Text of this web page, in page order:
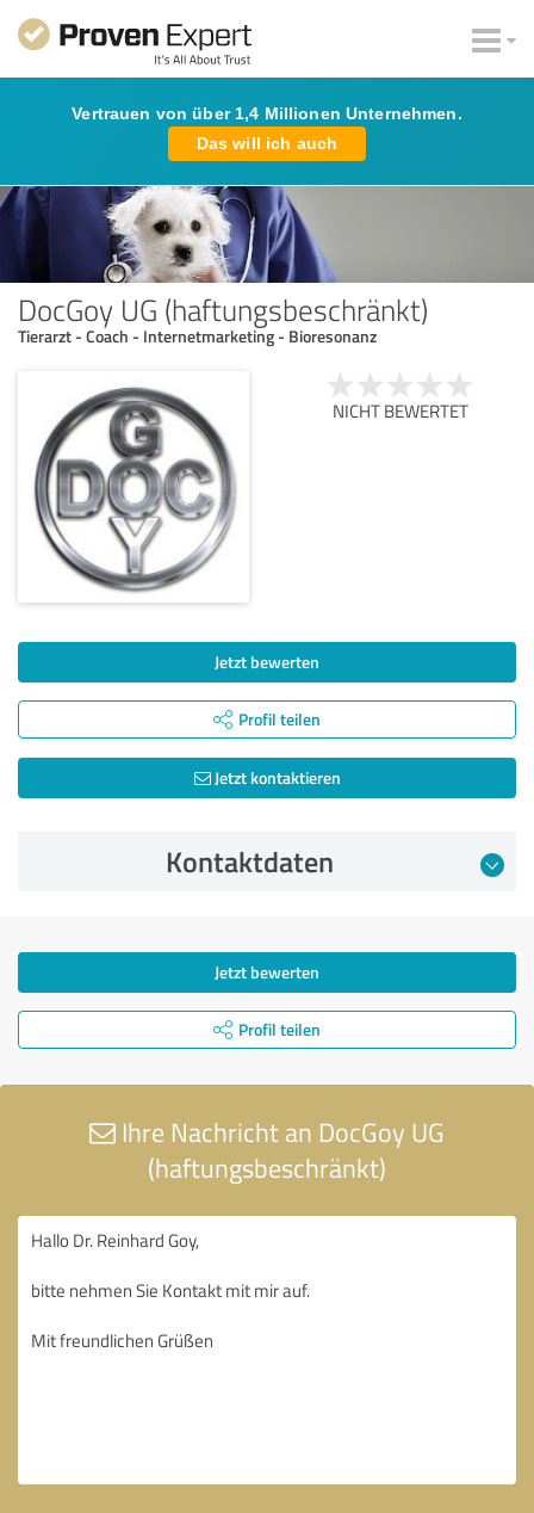
Vertrauen von über 1,4 Millionen Unternehmen.
Das will ich auch
DocGoy UG (haftungsbeschränkt)
Tierarzt - Coach - Internetmarketing - Bioresonanz
NICHT BEWERTET
Jetzt bewerten
Profil teilen
Jetzt kontaktieren
Kontaktdaten
Jetzt bewerten
Profil teilen
Ihre Nachricht an DocGoy UG
(haftungsbeschränkt)